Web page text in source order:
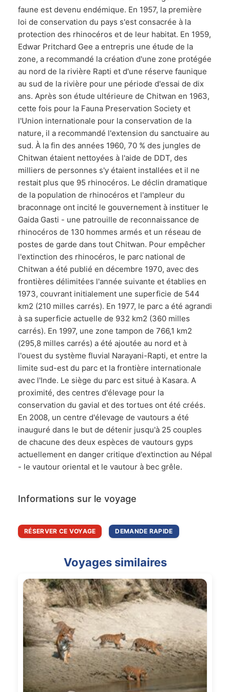
faune est devenu endémique. En 1957, la première
loi de conservation du pays s'est consacrée à la
protection des rhinocéros et de leur habitat. En 1959,
Edwar Pritchard Gee a entrepris une étude de la
zone, a recommandé la création d'une zone protégée
au nord de la rivière Rapti et d'une réserve faunique
au sud de la rivière pour une période d'essai de dix
ans. Après son étude ultérieure de Chitwan en 1963,
cette fois pour la Fauna Preservation Society et
l'Union internationale pour la conservation de la
nature, il a recommandé l'extension du sanctuaire au
sud. À la fin des années 1960, 70 % des jungles de
Chitwan étaient nettoyées à l'aide de DDT, des
milliers de personnes s'y étaient installées et il ne
restait plus que 95 rhinocéros. Le déclin dramatique
de la population de rhinocéros et l'ampleur du
braconnage ont incité le gouvernement à instituer le
Gaida Gasti - une patrouille de reconnaissance de
rhinocéros de 130 hommes armés et un réseau de
postes de garde dans tout Chitwan. Pour empêcher
l'extinction des rhinocéros, le parc national de
Chitwan a été publié en décembre 1970, avec des
frontières délimitées l'année suivante et établies en
1973, couvrant initialement une superficie de 544
km2 (210 milles carrés). En 1977, le parc a été agrandi
à sa superficie actuelle de 932 km2 (360 milles
carrés). En 1997, une zone tampon de 766,1 km2
(295,8 milles carrés) a été ajoutée au nord et à
l'ouest du système fluvial Narayani-Rapti, et entre la
limite sud-est du parc et la frontière internationale
avec l'Inde. Le siège du parc est situé à Kasara. A
proximité, des centres d'élevage pour la
conservation du gavial et des tortues ont été créés.
En 2008, un centre d'élevage de vautours a été
inauguré dans le but de détenir jusqu'à 25 couples
de chacune des deux espèces de vautours gyps
actuellement en danger critique d'extinction au Népal
- le vautour oriental et le vautour à bec grêle.
Informations sur le voyage
RÉSERVER CE VOYAGE DEMANDE RAPIDE
Voyages similaires